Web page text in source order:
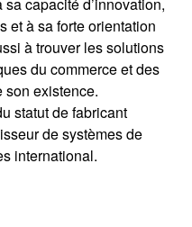
capacité d’innovation,
et à sa forte orientation
à trouver les solutions
du commerce et des
son existence.
statut de fabricant
de systèmes de
international.